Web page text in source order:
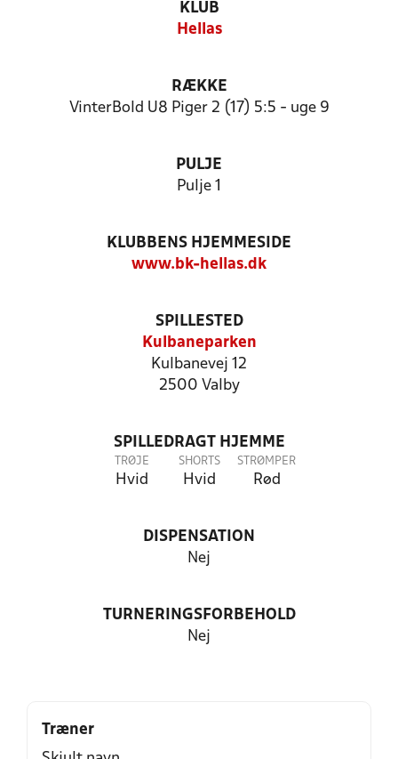
KLUB
Hellas
RÆKKE
VinterBold U8 Piger 2 (17) 5:5 - uge 9
PULJE
Pulje 1
KLUBBENS HJEMMESIDE
www.bk-hellas.dk
SPILLESTED
Kulbaneparken
Kulbanevej 12
2500 Valby
SPILLEDRAGT HJEMME
TRØJE
Hvid
SHORTS
Hvid
STRØMPER
Rød
DISPENSATION
Nej
TURNERINGSFORBEHOLD
Nej
Træner